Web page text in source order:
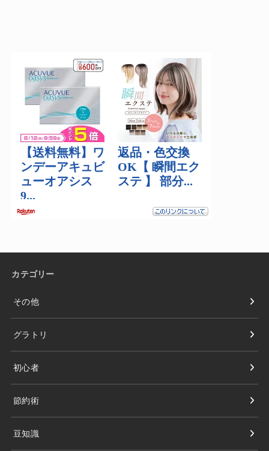
カテゴリー
その他
グラトリ
初心者
節約術
豆知識